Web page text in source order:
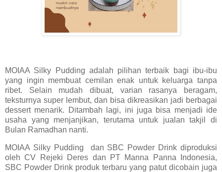
MOIAA Silky Pudding adalah pilihan terbaik bagi ibu-ibu
yang ingin membuat cemilan enak untuk keluarga tanpa
ribet. Selain mudah dibuat, varian rasanya beragam,
teksturnya super lembut, dan bisa dikreasikan jadi berbagai
dessert menarik. Ditambah lagi, ini juga bisa menjadi ide
usaha yang menjanjikan, terutama untuk jualan takjil di
Bulan Ramadhan nanti.
MOIAA Silky Pudding dan SBC Powder Drink diproduksi
oleh CV Rejeki Deres dan PT Manna Panna Indonesia,
SBC Powder Drink produk terbaru yang patut dicobain juga